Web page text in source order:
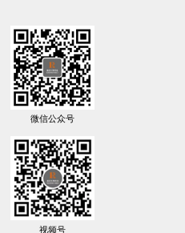
微信公众号
视频号